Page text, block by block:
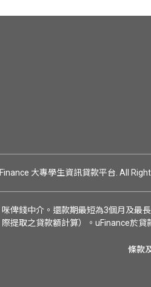
大專學生資訊貸款平台. All Right
俾錢中介。還款期最短為3個月及最
際提取之貸款額計算）。uFinance於貸
條款